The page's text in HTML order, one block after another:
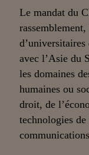
Le mandat du
avec l’Asie du
les domaines
humaines ou
droit, de
technologies